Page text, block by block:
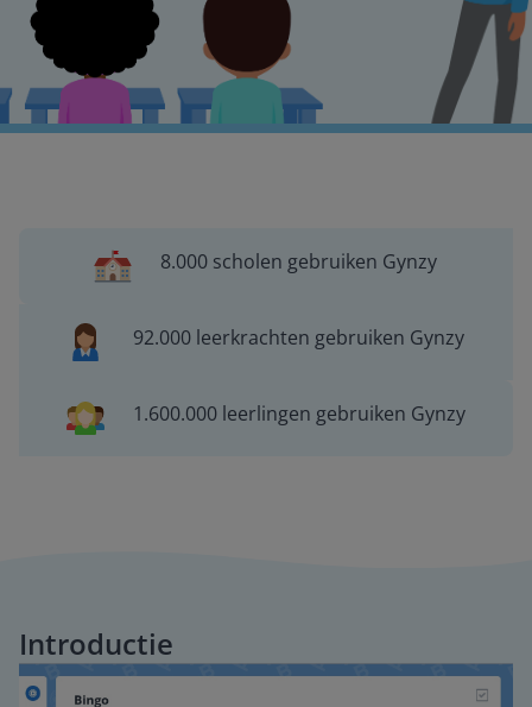
8.000 scholen gebruiken Gynzy
92.000 leerkrachten gebruiken Gynzy
1.600.000 leerlingen gebruiken Gynzy
Introductie